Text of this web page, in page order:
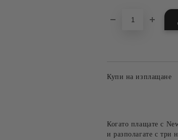
Купи на изплащане
Когато плащате с
и разполагате с три